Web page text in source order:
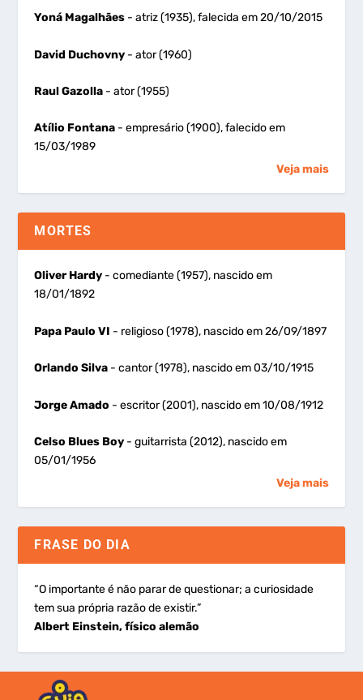
Yoná Magalhães - atriz (1935), falecida em 20/10/2015
David Duchovny - ator (1960)
Raul Gazolla - ator (1955)
Atílio Fontana - empresário (1900), falecido em
15/03/1989
Veja mais
MORTES
Oliver Hardy - comediante (1957), nascido em
18/01/1892
Papa Paulo VI - religioso (1978), nascido em 26/09/1897
Orlando Silva - cantor (1978), nascido em 03/10/1915
Jorge Amado - escritor (2001), nascido em 10/08/1912
Celso Blues Boy - guitarrista (2012), nascido em
05/01/1956
Veja mais
FRASE DO DIA
“O importante é não parar de questionar; a curiosidade
tem sua própria razão de existir.”
Albert Einstein, físico alemão